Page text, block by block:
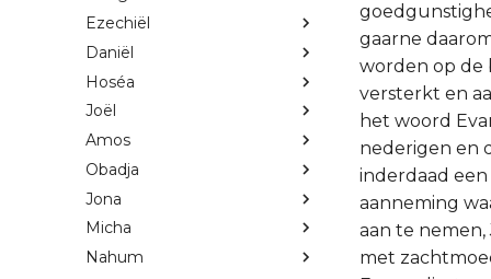
Ezechiël
Daniël
Hoséa
Joël
Amos
Obadja
Jona
Micha
Nahum
gaarne
worden op de
versterkt en
het woord
nederigen en
inderdaad
aanneming
aan te
met